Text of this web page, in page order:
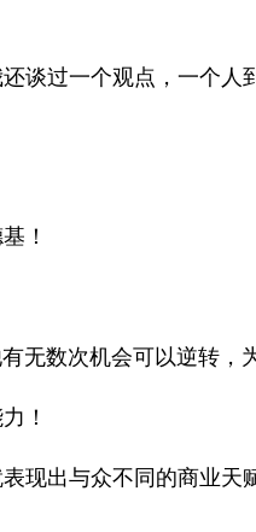
谈过一个观点，一个
！
无数次机会可以逆转，
！
现出与众不同的商业